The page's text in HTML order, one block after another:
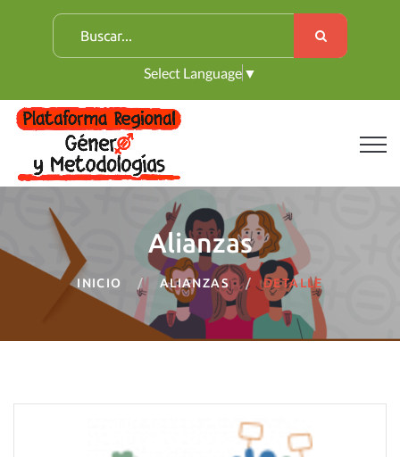
B
u
c
a
r
:
Select Language ▼
Alianzas
INICIO ALIANZAS DETALLE